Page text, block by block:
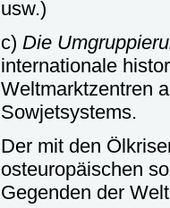
usw.)
c) Die
internationale
Weltmarktzentren
Sowjetsystems.
Der mit den
osteuropäischen
Gegenden der